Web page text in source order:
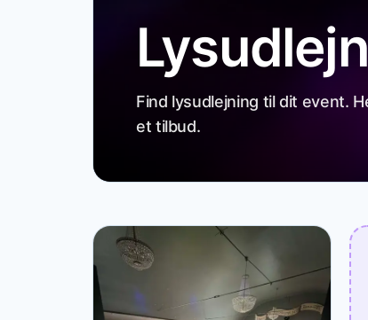
Find lysudlejning til dit event.
et tilbud.